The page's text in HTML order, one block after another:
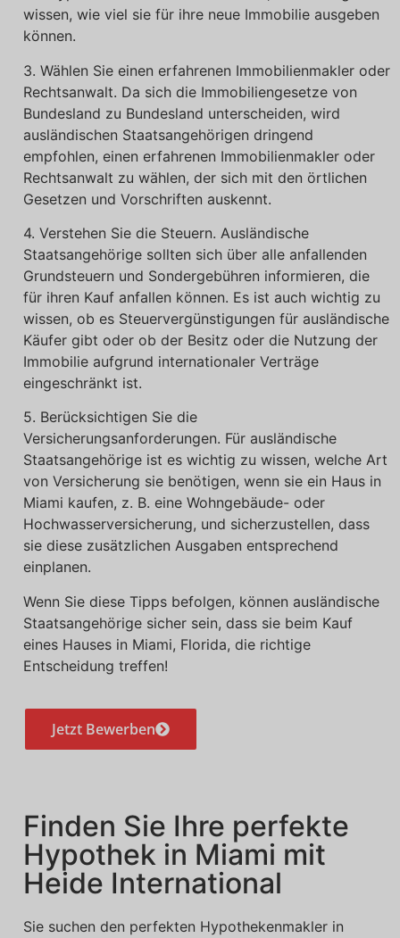
wissen, wie viel sie für ihre neue Immobilie ausgeben
können.
3. Wählen Sie einen erfahrenen Immobilienmakler oder
Rechtsanwalt. Da sich die Immobiliengesetze von
Bundesland zu Bundesland unterscheiden, wird
ausländischen Staatsangehörigen dringend
empfohlen, einen erfahrenen Immobilienmakler oder
Rechtsanwalt zu wählen, der sich mit den örtlichen
Gesetzen und Vorschriften auskennt.
4. Verstehen Sie die Steuern. Ausländische
Staatsangehörige sollten sich über alle anfallenden
Grundsteuern und Sondergebühren informieren, die
für ihren Kauf anfallen können. Es ist auch wichtig zu
wissen, ob es Steuervergünstigungen für ausländische
Käufer gibt oder ob der Besitz oder die Nutzung der
Immobilie aufgrund internationaler Verträge
eingeschränkt ist.
5. Berücksichtigen Sie die
Versicherungsanforderungen. Für ausländische
Staatsangehörige ist es wichtig zu wissen, welche Art
von Versicherung sie benötigen, wenn sie ein Haus in
Miami kaufen, z. B. eine Wohngebäude- oder
Hochwasserversicherung, und sicherzustellen, dass
sie diese zusätzlichen Ausgaben entsprechend
einplanen.
Wenn Sie diese Tipps befolgen, können ausländische
Staatsangehörige sicher sein, dass sie beim Kauf
eines Hauses in Miami, Florida, die richtige
Entscheidung treffen!
Jetzt Bewerben
Finden Sie Ihre perfekte
Hypothek in Miami mit
Heide International
Sie suchen den perfekten Hypothekenmakler in